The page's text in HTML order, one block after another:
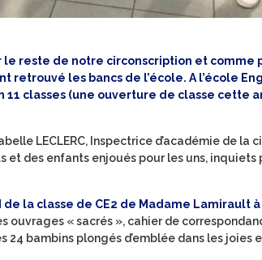
le reste de notre circonscription et comme
retrouvé les bancs de l’école. A l’école
classes (une ouverture de classe cette
LECLERC, Inspectrice d’académie de la
des enfants enjoués pour les uns, inquiets
la classe de CE2 de Madame Lamirault
« sacrés », cahier de
bambins plongés d’emblée dans les joies